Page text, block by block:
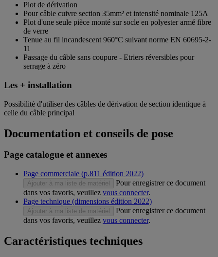
Plot de dérivation
Pour câble cuivre section 35mm² et intensité nominale 125A
Plot d'une seule pièce monté sur socle en polyester armé fibre
de verre
Tenue au fil incandescent 960°C suivant norme EN 60695-2-
11
Passage du câble sans coupure - Etriers réversibles pour
serrage à zéro
Les + installation
Possibilité d'utiliser des câbles de dérivation de section identique à
celle du câble principal
Documentation et conseils de pose
Page catalogue et annexes
Page commerciale (p.811 édition 2022)
Ajouter à ma liste de matériel
Pour enregistrer ce document
dans vos favoris, veuillez vous connecter.
Page technique (dimensions édition 2022)
Ajouter à ma liste de matériel
Pour enregistrer ce document
dans vos favoris, veuillez vous connecter.
Caractéristiques techniques